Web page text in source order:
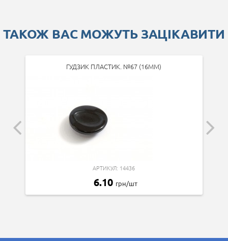
ТАКОЖ ВАС МОЖУТЬ ЗАЦІКАВИТИ
ГУДЗИК ПЛАСТИК. №67 (16ММ)
АРТИКУЛ: 14436
6.10 грн/шт